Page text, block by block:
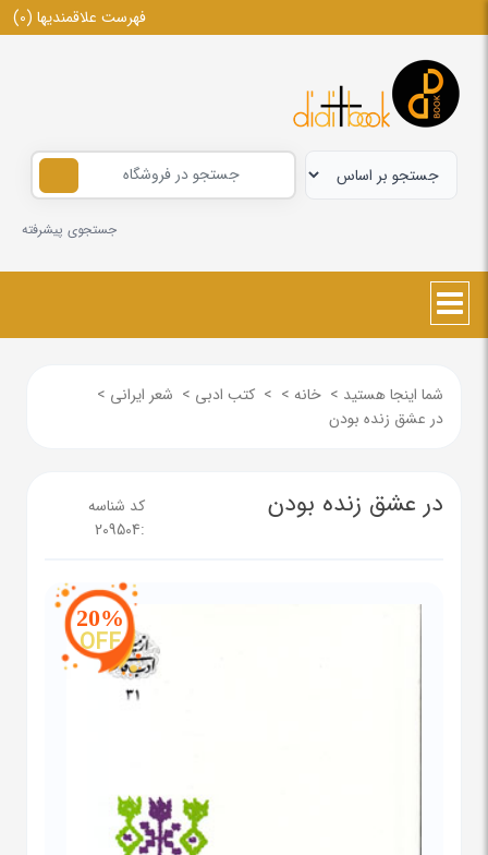
فهرست علاقمندیها (0)
جستجوی پیشرفته
شما اینجا هستید > خانه >
> کتب ادبی > شعر ایرانی >
در عشق زنده بودن
در عشق زنده بودن
کد شناسه
:
209504
20%
OFF